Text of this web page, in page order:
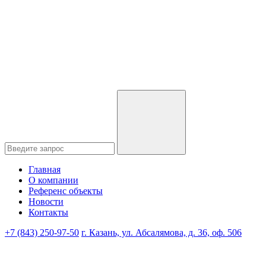
Главная
О компании
Референс объекты
Новости
Контакты
+7 (843) 250-97-50 г. Казань, ул. Абсалямова, д. 36, оф. 506